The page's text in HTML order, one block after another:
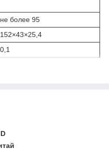
не более 95
152×43×25,4
0,1